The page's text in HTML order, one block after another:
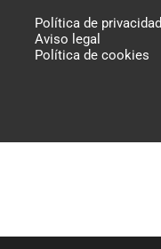
Política de privacidad
Aviso legal
Política de cookies